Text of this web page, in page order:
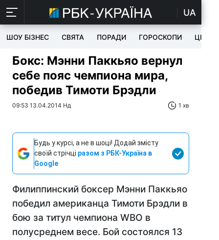
UA
ШОУ БІЗНЕС СВЯТА ПОРАДИ ГОРОСКОПИ ЦІКАВЕ
Бокс: Мэнни Паккьяо вернул
себе пояс чемпиона мира,
победив Тимоти Брэдли
09:53 13.04.2014 Нд 1 хв
Будь у курсі, а не в шоці! Додай змісту
своїй стрічці разом з РБК-Україна в
Google
Филиппинский боксер Мэнни Паккьяо
победил американца Тимоти Брэдли в
бою за титул чемпиона WBO в
полусреднем весе. Бой состоялся 13